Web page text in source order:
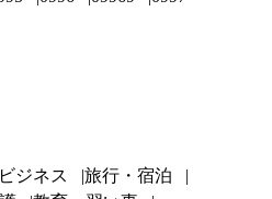
ビジネス
旅行・宿泊